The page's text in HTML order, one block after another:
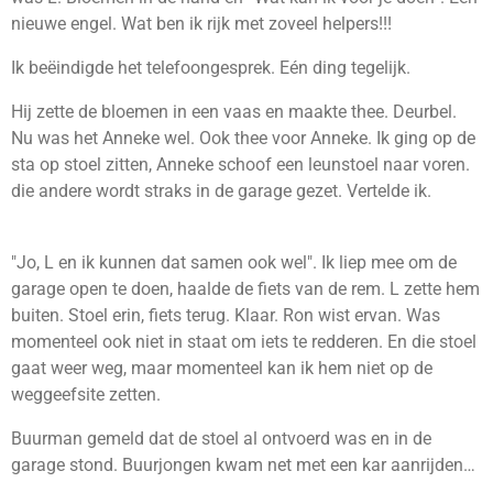
nieuwe engel. Wat ben ik rijk met zoveel helpers!!!
Ik beëindigde het telefoongesprek. Eén ding tegelijk.
Hij zette de bloemen in een vaas en maakte thee. Deurbel.
Nu was het Anneke wel. Ook thee voor Anneke. Ik ging op de
sta op stoel zitten, Anneke schoof een leunstoel naar voren.
die andere wordt straks in de garage gezet. Vertelde ik.
"Jo, L en ik kunnen dat samen ook wel". Ik liep mee om de
garage open te doen, haalde de fiets van de rem. L zette hem
buiten. Stoel erin, fiets terug. Klaar. Ron wist ervan. Was
momenteel ook niet in staat om iets te redderen. En die stoel
gaat weer weg, maar momenteel kan ik hem niet op de
weggeefsite zetten.
Buurman gemeld dat de stoel al ontvoerd was en in de
garage stond. Buurjongen kwam net met een kar aanrijden…